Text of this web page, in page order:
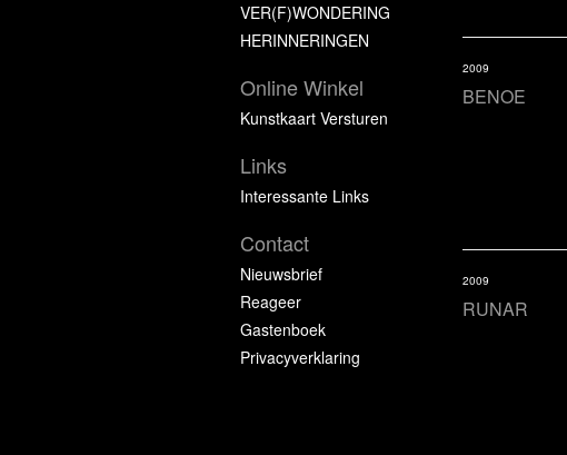
BENOE
2009
RUNAR
2009
VER(F)WONDERING
HERINNERINGEN
Online Winkel
Kunstkaart Versturen
Links
Interessante Links
Contact
Nieuwsbrief
Reageer
Gastenboek
Privacyverklaring